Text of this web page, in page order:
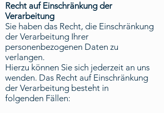
Recht auf Einschränkung der
Verarbeitung
Sie haben das Recht, die Einschränkung
der Verarbeitung Ihrer
personenbezogenen Daten zu
verlangen.
Hierzu können Sie sich jederzeit an uns
wenden. Das Recht auf Einschränkung
der Verarbeitung besteht in
folgenden Fällen: